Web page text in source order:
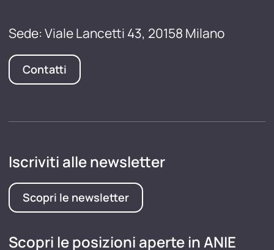
Sede: Viale Lancetti 43, 20158 Milano
Contatti
Iscriviti alle newsletter
Scopri le newsletter
Scopri le posizioni aperte in ANIE